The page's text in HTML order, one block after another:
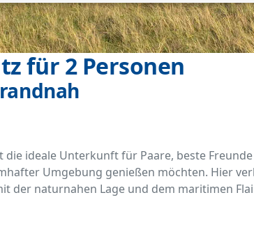
für 2 Personen
die ideale Unterkunft für Paare, beste
Umgebung genießen möchten. Hier
der naturnahen Lage und dem maritimen